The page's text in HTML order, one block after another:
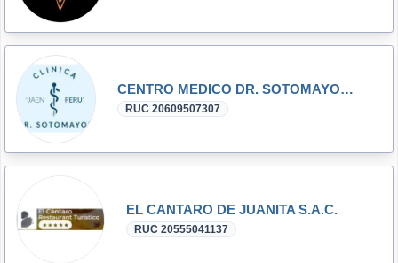
CENTRO MEDICO DR. SOTOMAYOR S.A.C
RUC 20609507307
EL CANTARO DE JUANITA S.A.C.
RUC 20555041137